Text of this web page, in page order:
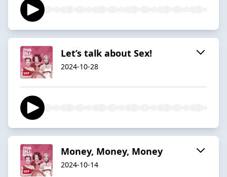
Let’s talk about Sex!
2024-10-28
Money, Money, Money
2024-10-14